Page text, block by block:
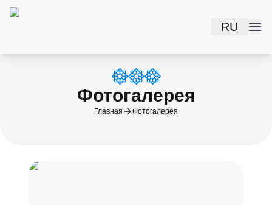
RU
Фотогалерея
Главная Фотогалерея